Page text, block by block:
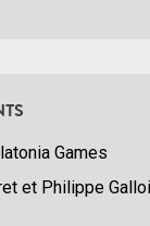
Games
et Philippe